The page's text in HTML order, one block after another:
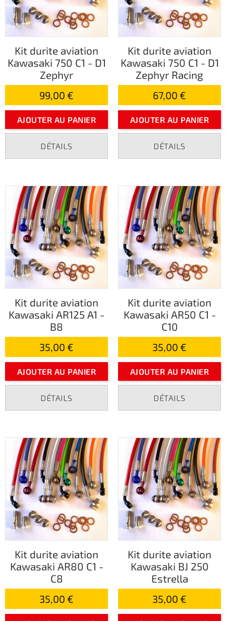
Kit durite aviation
Kawasaki 750 C1 - D1
Zephyr
99,00 €
AJOUTER AU PANIER
DÉTAILS
Kit durite aviation
Kawasaki 750 C1 - D1
Zephyr Racing
67,00 €
AJOUTER AU PANIER
DÉTAILS
Kit durite aviation
Kawasaki AR125 A1 -
B8
35,00 €
AJOUTER AU PANIER
DÉTAILS
Kit durite aviation
Kawasaki AR50 C1 -
C10
35,00 €
AJOUTER AU PANIER
DÉTAILS
Kit durite aviation
Kawasaki AR80 C1 -
C8
35,00 €
Kit durite aviation
Kawasaki BJ 250
Estrella
35,00 €